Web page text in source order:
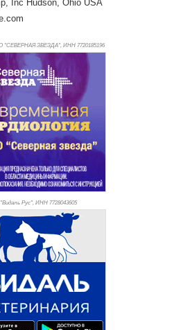
Inc Hudson, Ohio USA
"СЕВЕРНАЯ ЗВЕЗДА", ИНН 7720185196
Рус", ИНН 7728043605